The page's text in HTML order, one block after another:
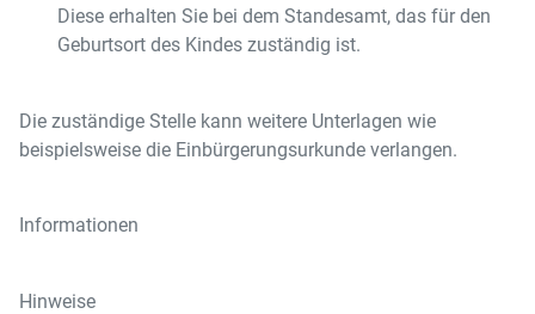
Diese erhalten Sie bei dem Standesamt, das für den
Geburtsort des Kindes zuständig ist.
Die zuständige Stelle kann weitere Unterlagen wie
beispielsweise die Einbürgerungsurkunde verlangen.
Informationen
Hinweise